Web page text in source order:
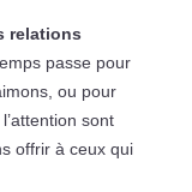
relations
passe pour
ou pour
sont
offrir à ceux qui